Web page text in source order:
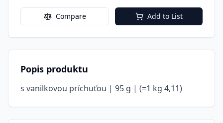
Compare Add to List
Popis produktu
s vanilkovou príchuťou | 95 g | (=1 kg 4,11)